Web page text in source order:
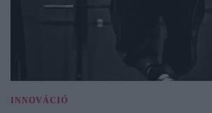
INNOVÁCIÓ